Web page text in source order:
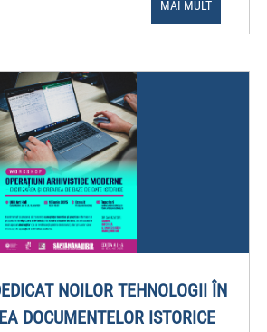
MAI MULT
NOILOR TEHNOLOGII ÎN
DOCUMENTELOR ISTORICE